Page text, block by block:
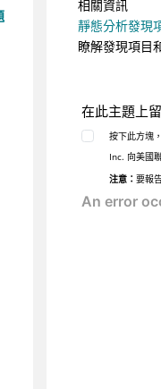
相關資訊
靜態分析發現
瞭解發現項目
在此主題上
按下此方塊
Inc. 向美國
注意：要報